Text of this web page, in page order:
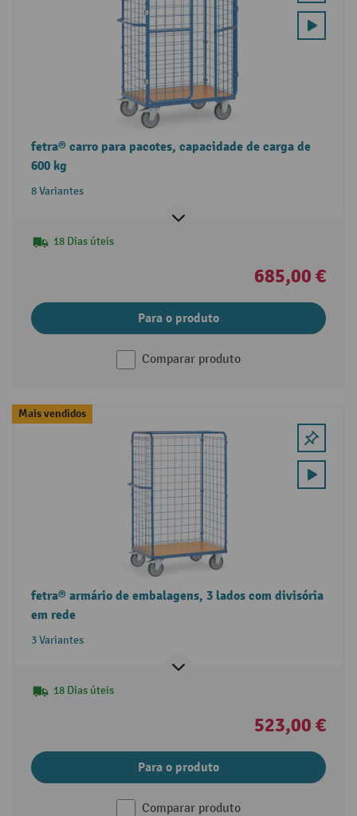
fetra® carro para pacotes, capacidade de carga de
600 kg
8 Variantes
18 Dias úteis
685,00 €
Para o produto
Comparar produto
Mais vendidos
fetra® armário de embalagens, 3 lados com divisória
em rede
3 Variantes
18 Dias úteis
523,00 €
Para o produto
Comparar produto